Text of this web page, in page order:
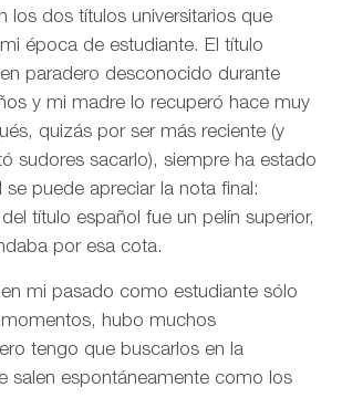
los dos títulos universitarios que
época de estudiante. El título
paradero desconocido durante
y mi madre lo recuperó hace muy
quizás por ser más reciente (y
sudores sacarlo), siempre ha estado
puede apreciar la nota final:
título español fue un pelín superior,
por esa cota.
mi pasado como estudiante sólo
hubo muchos
tengo que buscarlos en la
salen espontáneamente como los